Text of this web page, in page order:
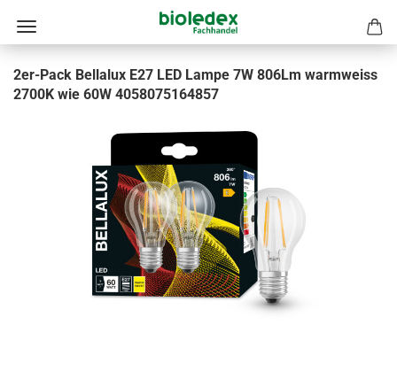
2er-Pack Bellalux E27 LED Lampe 7W 806Lm warmweiss
2700K wie 60W 4058075164857